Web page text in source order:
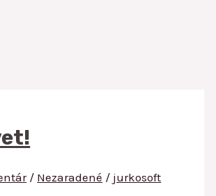
/ Nezaradené / jurkosoft